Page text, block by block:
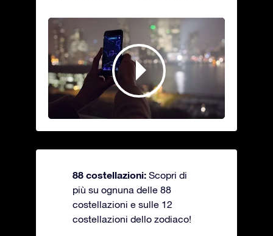
88 costellazioni: Scopri di
più su ognuna delle 88
costellazioni e sulle 12
costellazioni dello zodiaco!